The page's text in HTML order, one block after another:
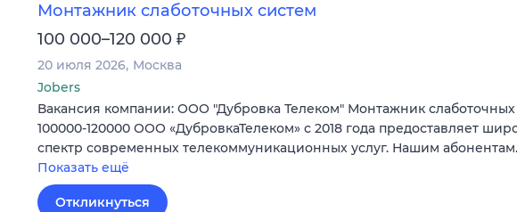
Монтажник слаботочных систем
100 000–120 000 ₽
20 июля 2026 Москва
Jobers
Вакансия компании: ООО "Дубровка Телеком" Монтажник слаботочных
100000-120000 ООО «ДубровкаТелеком» с 2018 года предоставляет
спектр современных телекоммуникационных услуг. Нашим
Показать ещё
Откликнуться